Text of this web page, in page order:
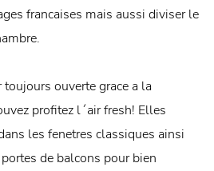
francaises mais aussi diviser le
ouverte grace a la
profitez l´air fresh! Elles
les fenetres classiques ainsi
de balcons pour bien